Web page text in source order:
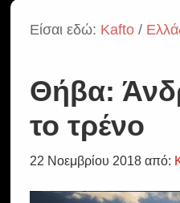
Είσαι εδώ: Kafto /
Θήβα:
το τρένο
22 Νοεμβρίου 2018 από: